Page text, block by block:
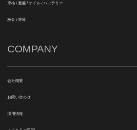
車検 / 整備 / オイル / バッテリー
板金 / 塗装
COMPANY
会社概要
お問い合わせ
採用情報